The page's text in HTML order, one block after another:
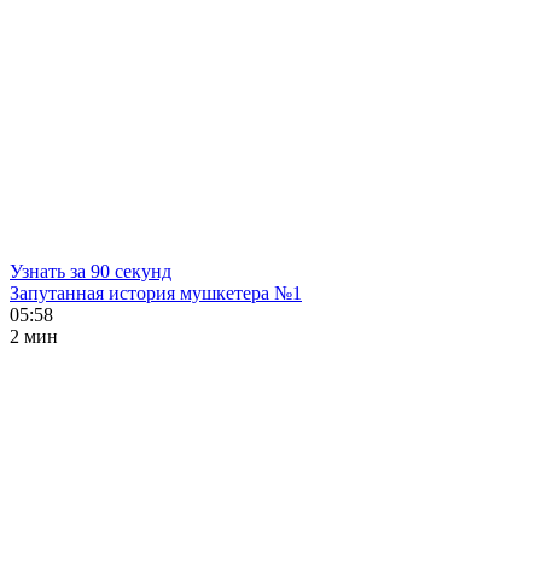
Узнать за 90 секунд
Запутанная история мушкетера №1
05:58
2 мин